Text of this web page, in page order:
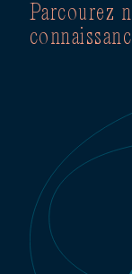
Parcourez